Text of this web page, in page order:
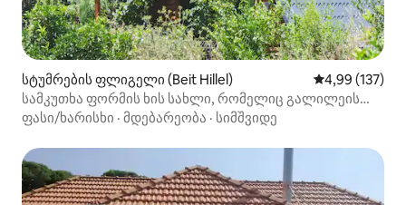
სტუმრების ფლიგელი (Beit Hillel) საშუალო
4,99 (137)
სამკუთხა ფორმის ხის სახლი, რომელიც გალილეის
ხედით დგას
ფასი/ხარისხი · მდებარეობა · სიმშვიდე